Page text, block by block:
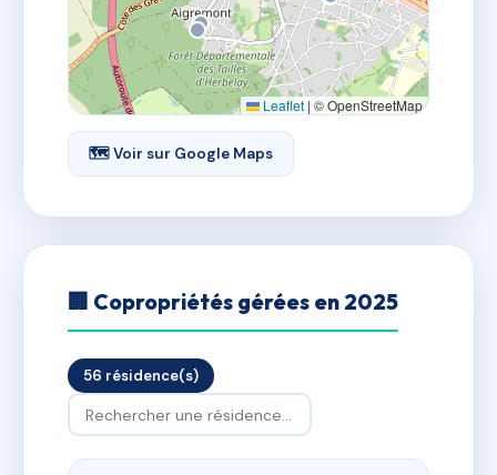
Leaflet | © OpenStreetMap
🗺 Voir sur Google Maps
🏢 Copropriétés gérées en 2025
56 résidence(s)